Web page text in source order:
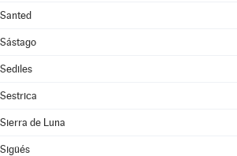
Santed
Sástago
Sediles
Sestrica
Sierra de Luna
Sigüés